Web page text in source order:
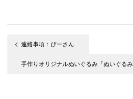
投
連絡事項：びーさん
手作りオリジナルぬいぐるみ「ぬいぐる